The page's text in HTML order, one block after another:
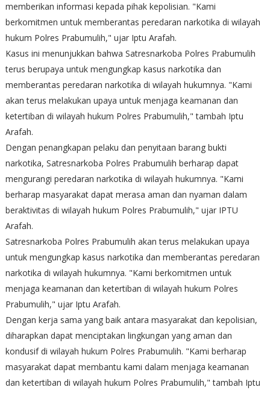
memberikan informasi kepada pihak kepolisian. "Kami
berkomitmen untuk memberantas peredaran narkotika di wilayah
hukum Polres Prabumulih," ujar Iptu Arafah.
Kasus ini menunjukkan bahwa Satresnarkoba Polres Prabumulih
terus berupaya untuk mengungkap kasus narkotika dan
memberantas peredaran narkotika di wilayah hukumnya. "Kami
akan terus melakukan upaya untuk menjaga keamanan dan
ketertiban di wilayah hukum Polres Prabumulih," tambah Iptu
Arafah.
Dengan penangkapan pelaku dan penyitaan barang bukti
narkotika, Satresnarkoba Polres Prabumulih berharap dapat
mengurangi peredaran narkotika di wilayah hukumnya. "Kami
berharap masyarakat dapat merasa aman dan nyaman dalam
beraktivitas di wilayah hukum Polres Prabumulih," ujar IPTU
Arafah.
Satresnarkoba Polres Prabumulih akan terus melakukan upaya
untuk mengungkap kasus narkotika dan memberantas peredaran
narkotika di wilayah hukumnya. "Kami berkomitmen untuk
menjaga keamanan dan ketertiban di wilayah hukum Polres
Prabumulih," ujar Iptu Arafah.
Dengan kerja sama yang baik antara masyarakat dan kepolisian,
diharapkan dapat menciptakan lingkungan yang aman dan
kondusif di wilayah hukum Polres Prabumulih. "Kami berharap
masyarakat dapat membantu kami dalam menjaga keamanan
dan ketertiban di wilayah hukum Polres Prabumulih," tambah Iptu